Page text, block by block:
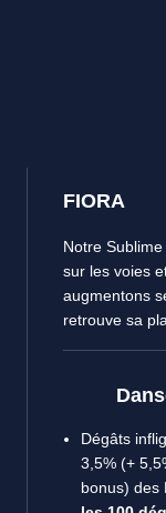
FIORA
Notre
sur les voies
augmentons
retrouve sa
Dégâts
3,5% (+
bonus) des